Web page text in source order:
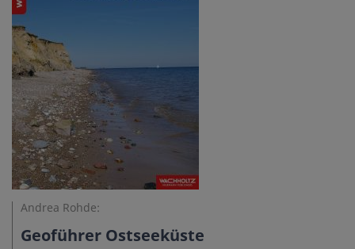
Andrea Rohde:
Geoführer Ostseeküste